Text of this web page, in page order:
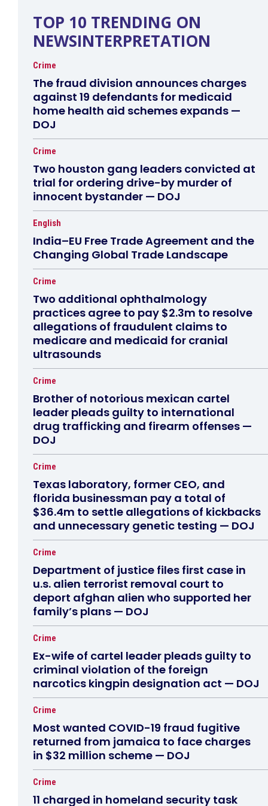
TOP 10 TRENDING ON
NEWSINTERPRETATION
Crime
The fraud division announces charges
against 19 defendants for medicaid
home health aid schemes expands —
DOJ
Crime
Two houston gang leaders convicted at
trial for ordering drive-by murder of
innocent bystander — DOJ
English
India–EU Free Trade Agreement and the
Changing Global Trade Landscape
Crime
Two additional ophthalmology
practices agree to pay $2.3m to resolve
allegations of fraudulent claims to
medicare and medicaid for cranial
ultrasounds
Crime
Brother of notorious mexican cartel
leader pleads guilty to international
drug trafficking and firearm offenses —
DOJ
Crime
Texas laboratory, former CEO, and
florida businessman pay a total of
$36.4m to settle allegations of kickbacks
and unnecessary genetic testing — DOJ
Crime
Department of justice files first case in
u.s. alien terrorist removal court to
deport afghan alien who supported her
family’s plans — DOJ
Crime
Ex-wife of cartel leader pleads guilty to
criminal violation of the foreign
narcotics kingpin designation act — DOJ
Crime
Most wanted COVID-19 fraud fugitive
returned from jamaica to face charges
in $32 million scheme — DOJ
Crime
11 charged in homeland security task